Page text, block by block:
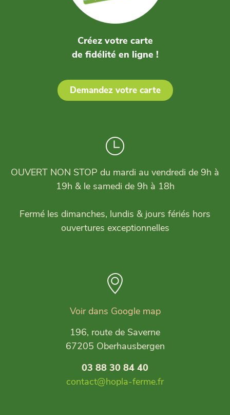
Créez votre carte
de fidélité en ligne !
Demandez votre carte
OUVERT NON STOP du mardi au vendredi de 9h à
19h & le samedi de 9h à 18h
Fermé les dimanches, lundis & jours fériés hors
ouvertures exceptionnelles
Voir dans Google map
196, route de Saverne
67205 Oberhausbergen
03 88 30 84 40
contact@hopla-ferme.fr